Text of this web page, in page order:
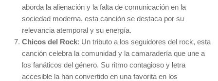
aborda la alienación y la falta de comunicación en la
sociedad moderna, esta canción se destaca por su
relevancia atemporal y su energía.
Chicos del Rock: Un tributo a los seguidores del rock, esta
canción celebra la comunidad y la camaradería que une a
los fanáticos del género. Su ritmo contagioso y letra
accesible la han convertido en una favorita en los